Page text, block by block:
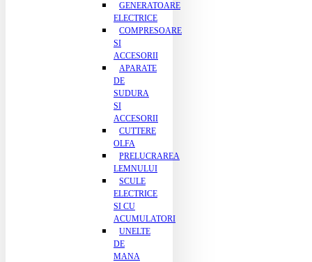
GENERATOARE
ELECTRICE
COMPRESOARE
SI
ACCESORII
APARATE
DE
SUDURA
SI
ACCESORII
CUTTERE
OLFA
PRELUCRAREA
LEMNULUI
SCULE
ELECTRICE
SI CU
ACUMULATORI
UNELTE
DE
MANA